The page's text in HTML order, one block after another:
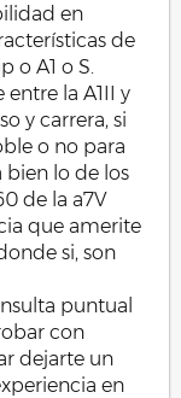
cortina de
aves
en
de
o A1 o S.
la A1II y
y carrera, si
o no para
bien lo de los
de la a7V
que amerite
si, son
puntual
con
dejarte un
en